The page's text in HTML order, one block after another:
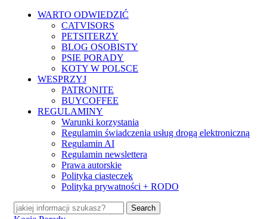
WARTO ODWIEDZIĆ
CATVISORS
PETSITERZY
BLOG OSOBISTY
PSIE PORADY
KOTY W POLSCE
WESPRZYJ
PATRONITE
BUYCOFFEE
REGULAMINY
Warunki korzystania
Regulamin świadczenia usług drogą elektroniczną
Regulamin AI
Regulamin newslettera
Prawa autorskie
Polityka ciasteczek
Polityka prywatności + RODO
Search